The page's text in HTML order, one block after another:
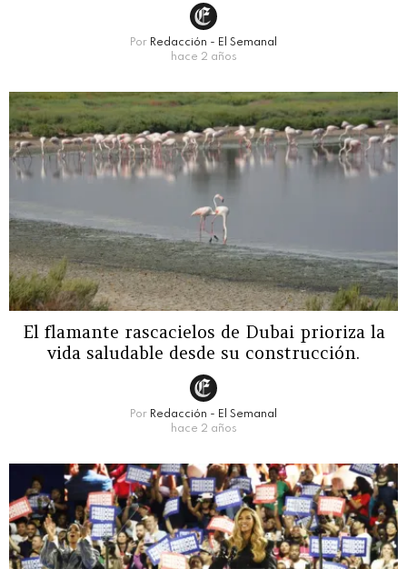
Por Redacción - El Semanal
hace 2 años
El flamante rascacielos de Dubai prioriza la
vida saludable desde su construcción.
Por Redacción - El Semanal
hace 2 años